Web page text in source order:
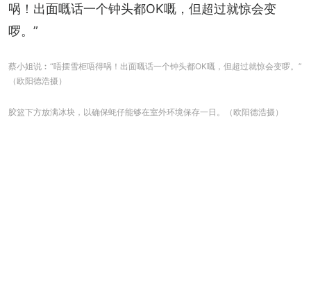
㖞！出面嘅话一个钟头都OK嘅，但超过就惊会变
啰。”
蔡小姐说︰“唔摆雪柜唔得㖞！出面嘅话一个钟头都OK嘅，但超过就惊会变啰。”
（欧阳德浩摄）
胶篮下方放满冰块，以确保蚝仔能够在室外环境保存一日。（欧阳德浩摄）